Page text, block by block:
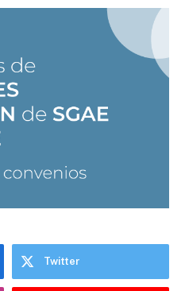
Twitter